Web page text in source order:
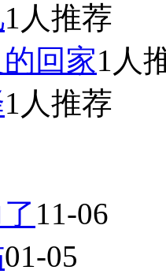
1人推荐
回家1人
1人推荐
11-06
01-05